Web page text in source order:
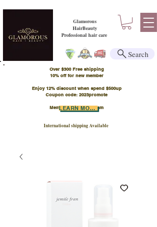
Glamorous
HairBeauty
Professional hair care
Over $300 Free shipping
​10% off for new member
Enjoy 12% discount when spend $500up
Coupon code: 2023promote
Member Points Program
International shipping Available
LEARN MORE
Search